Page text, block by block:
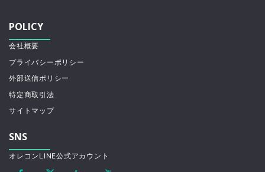
POLICY
会社概要
プライバシーポリシー
外部送信ポリシー
特定商取引法
サイトマップ
SNS
オレコンLINE公式アカウント